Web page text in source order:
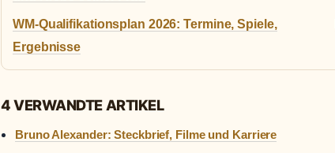
WM-Qualifikationsplan 2026: Termine, Spiele,
Ergebnisse
4 VERWANDTE ARTIKEL
Bruno Alexander: Steckbrief, Filme und Karriere